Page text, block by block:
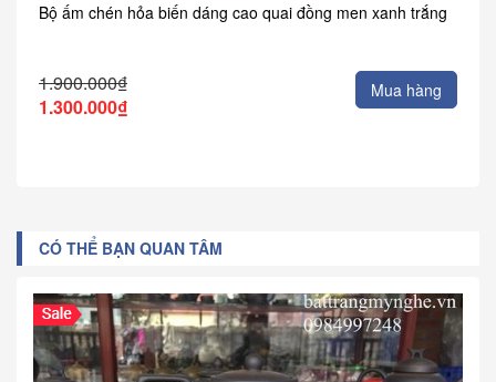
Bộ ấm chén hỏa biến dáng cao quai đồng men xanh trắng
1.900.000₫
1.300.000₫
Mua hàng
CÓ THỂ BẠN QUAN TÂM